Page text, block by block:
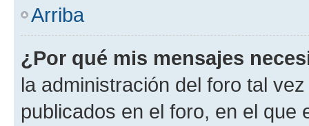
Arriba
¿Por qué mis mensajes
la administración del foro tal
publicados en el foro, en el